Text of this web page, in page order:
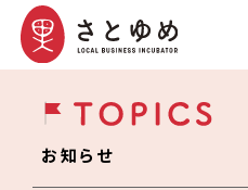
お知らせ